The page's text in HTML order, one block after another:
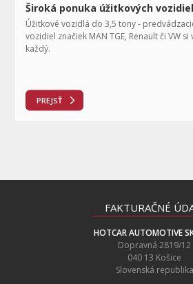
Široká ponuka úžitkových vozidiel
Úžitkové vozidlá do 3,5 tony -
vozidiel značiek MAN TGE, Renault či VW
každý.
PREJSŤ
FAKTURAČNÉ
HOTCAR AUTOMOTIVE
Dopravná 2819/12
040 13 Košice
Slovenská republika